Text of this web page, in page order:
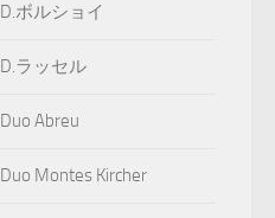
D.ボルショイ
D.ラッセル
Duo Abreu
Duo Montes Kircher